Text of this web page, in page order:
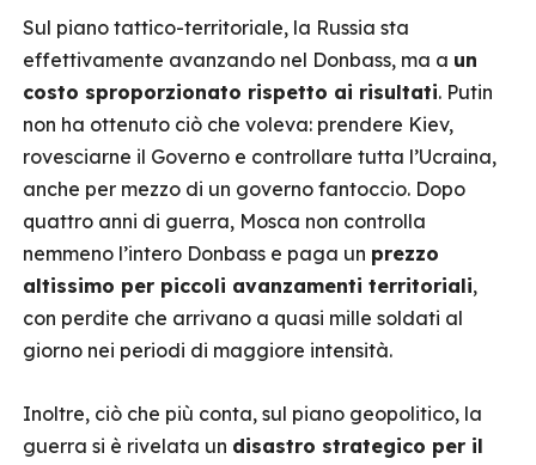
Sul piano tattico-territoriale, la Russia sta
effettivamente avanzando nel Donbass, ma a un
costo sproporzionato rispetto ai risultati. Putin
non ha ottenuto ciò che voleva: prendere Kiev,
rovesciarne il Governo e controllare tutta l’Ucraina,
anche per mezzo di un governo fantoccio. Dopo
quattro anni di guerra, Mosca non controlla
nemmeno l’intero Donbass e paga un prezzo
altissimo per piccoli avanzamenti territoriali,
con perdite che arrivano a quasi mille soldati al
giorno nei periodi di maggiore intensità.
Inoltre, ciò che più conta, sul piano geopolitico, la
guerra si è rivelata un disastro strategico per il